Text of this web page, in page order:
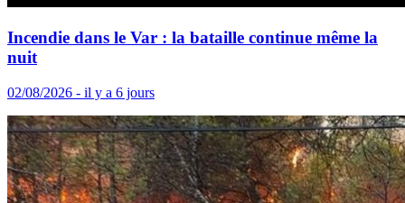
Incendie dans le Var : la bataille continue même la
nuit
02/08/2026 - il y a 6 jours